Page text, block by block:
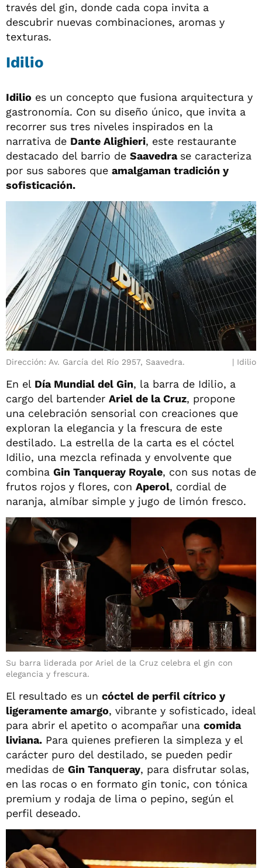
través del gin, donde cada copa invita a
descubrir nuevas combinaciones, aromas y
texturas.
Idilio
Idilio es un concepto que fusiona arquitectura y
gastronomía. Con su diseño único, que invita a
recorrer sus tres niveles inspirados en la
narrativa de Dante Alighieri, este restaurante
destacado del barrio de Saavedra se caracteriza
por sus sabores que amalgaman tradición y
sofisticación.
Dirección: Av. García del Río 2957, Saavedra. Idilio
En el Día Mundial del Gin, la barra de Idilio, a
cargo del bartender Ariel de la Cruz, propone
una celebración sensorial con creaciones que
exploran la elegancia y la frescura de este
destilado. La estrella de la carta es el cóctel
Idilio, una mezcla refinada y envolvente que
combina Gin Tanqueray Royale, con sus notas de
frutos rojos y flores, con Aperol, cordial de
naranja, almíbar simple y jugo de limón fresco.
Su barra liderada por Ariel de la Cruz celebra el gin con
elegancia y frescura.
El resultado es un cóctel de perfil cítrico y
ligeramente amargo, vibrante y sofisticado, ideal
para abrir el apetito o acompañar una comida
liviana. Para quienes prefieren la simpleza y el
carácter puro del destilado, se pueden pedir
medidas de Gin Tanqueray, para disfrutar solas,
en las rocas o en formato gin tonic, con tónica
premium y rodaja de lima o pepino, según el
perfil deseado.